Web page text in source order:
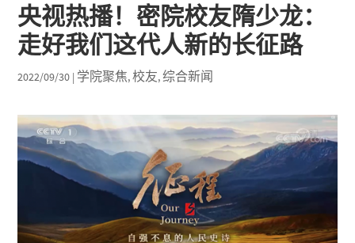
央视热播！密院校友隋少龙：
走好我们这代人新的长征路
2022/09/30 | 学院聚焦,校友,综合新闻